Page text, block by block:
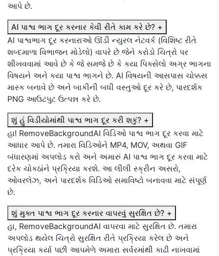
આપે છે.
AI પાશ્વ ભાગ દૂર કરનાર કેવી રીતે કામ કરે છે? +
AI પાશ્વભાગ દૂર કરનારાઓ ઊંડી ન્યુરલ નેટવર્ક (વિશિષ્ટ રીતે
શબ્દમાળા વિભાજન મોડેલો) વાપરે છે જેને કરોડો ચિત્રો પર
શીખવવામાં આવે છે કે જે સમજે છે કે કયા પિક્સેલો અગ્ર ભાગના
વિષયને અને કયા પાશ્વ ભાગને છે. AI વિષયની આસપાસ ચોક્કસ
માસ્ક બનાવે છે અને બાકીની બધી વસ્તુઓ દૂર કરે છે, પારદર્શક
PNG આઉટપુટ ઉત્પન્ન કરે છે.
શું હું વિડીયોમાંથી પાશ્વ ભાગ દૂર કરી શકું? +
હા! RemoveBackgroundAI વિડિઓ પાશ્વ ભાગ દૂર કરવા માટે
આધાર આપે છે. તમારા વિડિઓને MP4, MOV, અથવા GIF
બંધારણમાં અપલોડ કરો અને અમારું AI પાશ્વ ભાગ દૂર કરવા માટે
દરેક ચોકઠાંને પ્રક્રિયા કરશે. આ લીલી સ્ક્રીન અસરો,
ઓવરલેઝ, અને પારદર્શક વિડિઓ સમાવિષ્ટો બનાવવા માટે સંપૂર્ણ
છે.
શું મુક્ત પાશ્વ ભાગ દૂર કરનાર વાપરવું સુરક્ષિત છે? +
હા, RemoveBackgroundAI વાપરવા માટે સુરક્ષિત છે. તમારા
અપલોડ થયેલ ચિત્રો સુરક્ષિત રીતે પ્રક્રિયા કરેલ છે અને
પ્રક્રિયા કર્યા પછી આપમેળે અમારા સર્વરમાંથી કાઢી નાખવામાં